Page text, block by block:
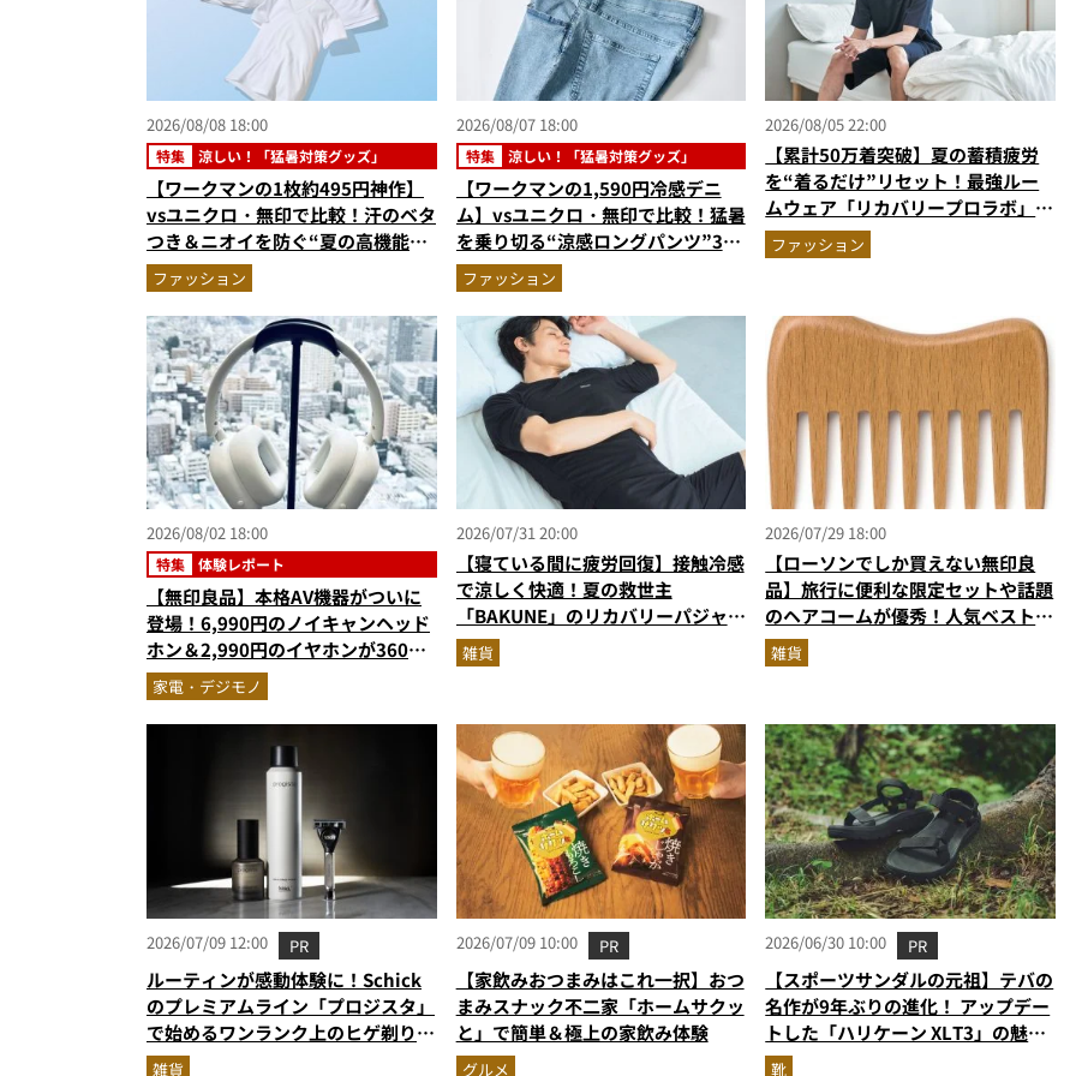
2026/08/08 18:00
特集 涼しい！「猛暑対策グッズ」
【ワークマンの1枚約495円神作】
vsユニクロ・無印で比較！汗のベタ
つき＆ニオイを防ぐ“夏の高機能イ
ンナー”3選を徹底解剖。あなたに
最適な1着は？
ファッション
2026/08/07 18:00
特集 涼しい！「猛暑対策グッズ」
【ワークマンの1,590円冷感デニ
ム】vsユニクロ・無印で比較！猛暑
を乗り切る“涼感ロングパンツ”3選
を徹底解剖。接触冷感から綿100%
まで決定版
ファッション
2026/08/05 22:00
【累計50万着突破】夏の蓄積疲労
を“着るだけ”リセット！最強ルー
ムウェア「リカバリープロラボ」に
新色登場
ファッション
2026/08/02 18:00
特集 体験レポート
【無印良品】本格AV機器がついに
登場！6,990円のノイキャンヘッド
ホン＆2,990円のイヤホンが360度
スキなしの本気作だった
家電・デジモノ
2026/07/31 20:00
【寝ている間に疲労回復】接触冷感
で涼しく快適！夏の救世主
「BAKUNE」のリカバリーパジャマ
が優秀すぎる
雑貨
2026/07/29 18:00
【ローソンでしか買えない無印良
品】旅行に便利な限定セットや話題
のヘアコームが優秀！人気ベスト3
を無印マニアが解説
雑貨
2026/07/09 12:00 PR
ルーティンが感動体験に！Schick
のプレミアムライン「プロジスタ」
で始めるワンランク上のヒゲ剃り習
慣
雑貨
2026/07/09 10:00 PR
【家飲みおつまみはこれ一択】おつ
まみスナック不二家「ホームサクッ
と」で簡単＆極上の家飲み体験
グルメ
2026/06/30 10:00 PR
【スポーツサンダルの元祖】テバの
名作が9年ぶりの進化！ アップデー
トした「ハリケーン XLT3」の魅力
を識者があらゆる角度から徹底解
靴